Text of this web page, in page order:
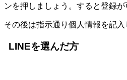
ンを押しましょう。すると登録が
その後は指示通り個人情報を記入
LINEを選んだ方